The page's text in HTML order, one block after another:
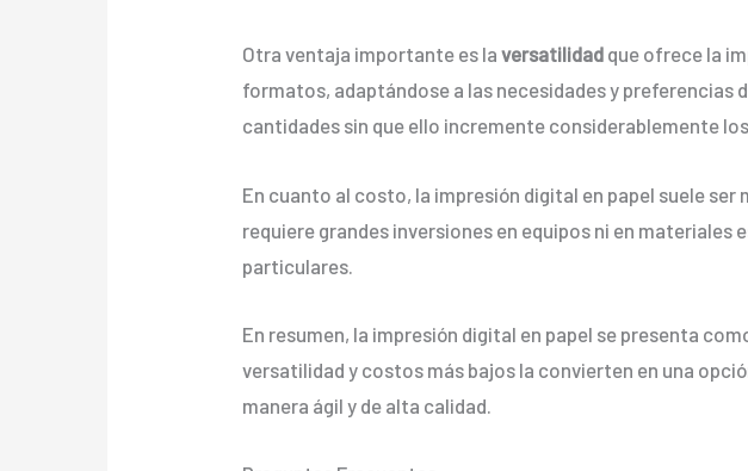
Otra ventaja importante es laversatilidad que ofrece la
formatos, adaptándose a las necesidades y preferencias
cantidades sin que ello incremente considerablemente
En cuanto al costo, la impresión digital en papel suele ser
requiere grandes inversiones en equipos ni en
particulares.
En resumen, la impresión digital en papel se presenta
versatilidad y costos más bajos la convierten en una
manera ágil y de alta calidad.